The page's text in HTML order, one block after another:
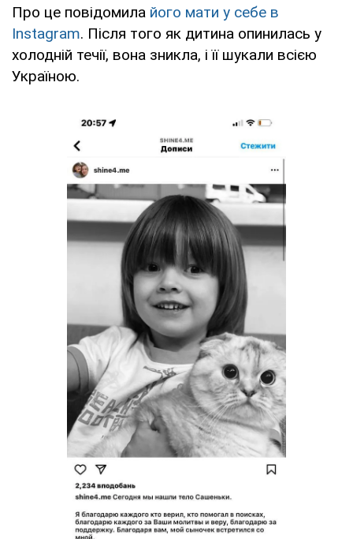
Про це повідомила його мати у себе в
Instagram. Після того як дитина опинилась у
холодній течії, вона зникла, і її шукали всією
Україною.